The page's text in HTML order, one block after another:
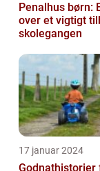
Penalhus børn:
over et vigtigt
skolegangen
17 januar 2024
Godnathistorier